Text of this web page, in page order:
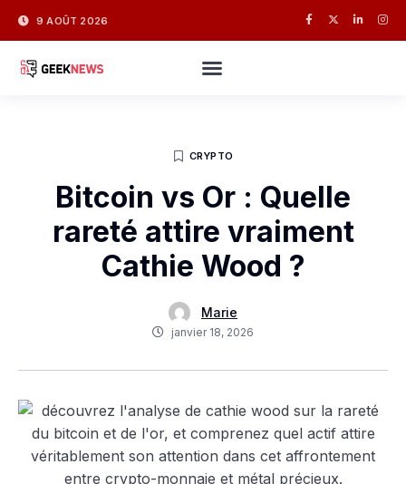
9 AOÛT 2026
CRYPTO
Bitcoin vs Or : Quelle
rareté attire vraiment
Cathie Wood ?
Marie
janvier 18, 2026